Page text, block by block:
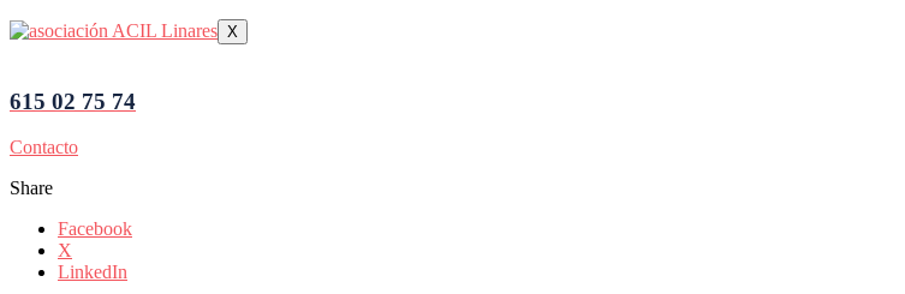
X
615 02 75 74
Contacto
Share
Facebook
X
LinkedIn